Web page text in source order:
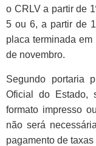
o CRLV a partir de
5 ou 6, a partir de
placa terminada
de novembro.
Segundo portaria
Oficial do Estado,
formato impresso
não será
pagamento de taxas